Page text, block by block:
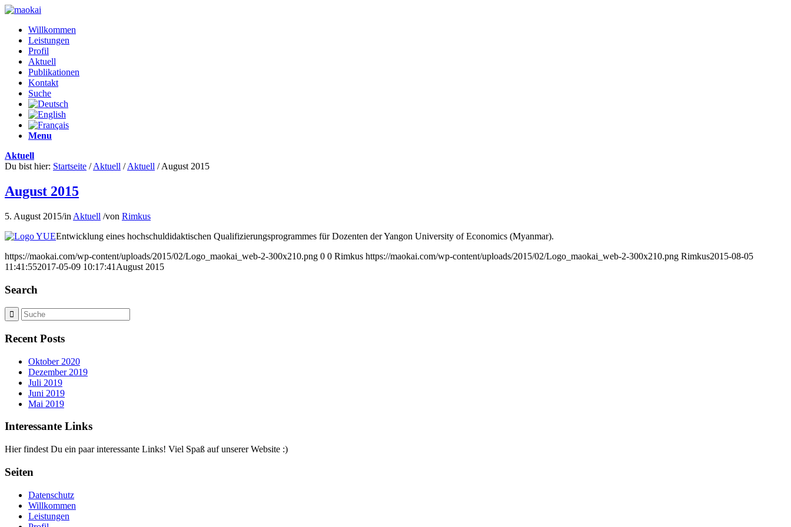
Willkommen
Leistungen
Profil
Aktuell
Publikationen
Kontakt
Suche
Menu
Aktuell
Du bist hier: Startseite / Aktuell / Aktuell / August 2015
August 2015
5. August 2015/in Aktuell /von Rimkus
Entwicklung eines hochschuldidaktischen Qualifizierungsprogrammes für Dozenten der Yangon University of Economics (Myanmar).
https://maokai.com/wp-content/uploads/2015/02/Logo_maokai_web-2-300x210.png 0 0 Rimkus https://maokai.com/wp-content/uploads/2015/02/Logo_maokai_web-2-300x210.png Rimkus2015-08-05
11:41:552017-05-09 10:17:41 August 2015
Search
Recent Posts
Oktober 2020
Dezember 2019
Juli 2019
Juni 2019
Mai 2019
Interessante Links
Hier findest Du ein paar interessante Links! Viel Spaß auf unserer Website :)
Seiten
Datenschutz
Willkommen
Leistungen